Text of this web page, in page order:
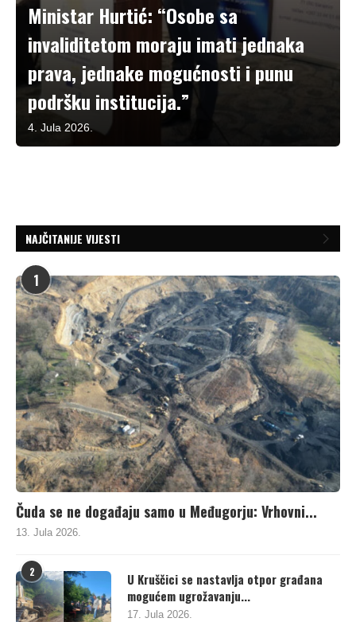
Ministar Hurtić: “Osobe sa
invaliditetom moraju imati jednaka
prava, jednake mogućnosti i punu
podršku institucija.”
4. Jula 2026.
NAJČITANIJE VIJESTI
1
Čuda se ne događaju samo u Međugorju: Vrhovni...
13. Jula 2026.
2
U Kruščici se nastavlja otpor građana
mogućem ugrožavanju...
17. Jula 2026.